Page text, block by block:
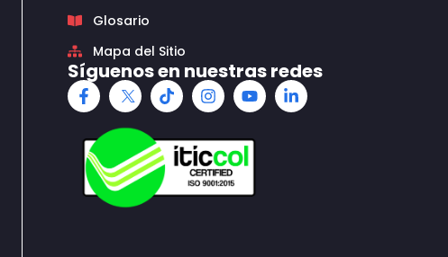
Glosario
Mapa del Sitio
Síguenos en nuestras redes